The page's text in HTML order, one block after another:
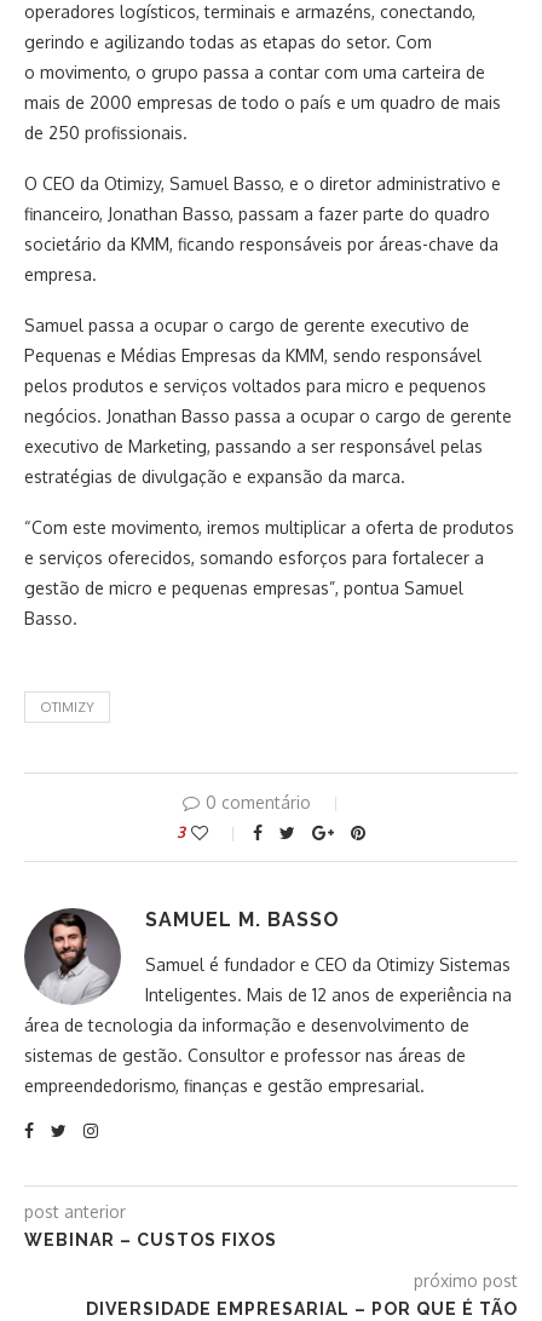
operadores logísticos, terminais e armazéns, conectando,
gerindo e agilizando todas as etapas do setor. Com
o movimento, o grupo passa a contar com uma carteira de
mais de 2000 empresas de todo o país e um quadro de mais
de 250 profissionais.
O CEO da Otimizy, Samuel Basso, e o diretor administrativo e
financeiro, Jonathan Basso, passam a fazer parte do quadro
societário da KMM, ficando responsáveis por áreas-chave da
empresa.
Samuel passa a ocupar o cargo de gerente executivo de
Pequenas e Médias Empresas da KMM, sendo responsável
pelos produtos e serviços voltados para micro e pequenos
negócios. Jonathan Basso passa a ocupar o cargo de gerente
executivo de Marketing, passando a ser responsável pelas
estratégias de divulgação e expansão da marca.
“Com este movimento, iremos multiplicar a oferta de produtos
e serviços oferecidos, somando esforços para fortalecer a
gestão de micro e pequenas empresas”, pontua Samuel
Basso.
OTIMIZY
0 comentário
3
SAMUEL M. BASSO
Samuel é fundador e CEO da Otimizy Sistemas
Inteligentes. Mais de 12 anos de experiência na
área de tecnologia da informação e desenvolvimento de
sistemas de gestão. Consultor e professor nas áreas de
empreendedorismo, finanças e gestão empresarial.
post anterior
WEBINAR – CUSTOS FIXOS
próximo post
DIVERSIDADE EMPRESARIAL – POR QUE É TÃO